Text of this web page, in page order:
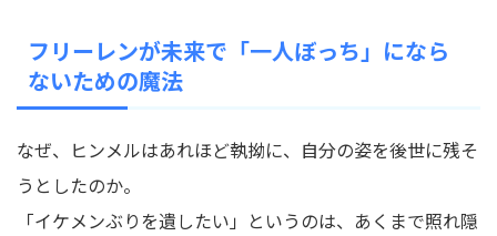
フリーレンが未来で「一人ぼっち」になら
ないための魔法
なぜ、ヒンメルはあれほど執拗に、自分の姿を後世に残そ
うとしたのか。
「イケメンぶりを遺したい」というのは、あくまで照れ隠